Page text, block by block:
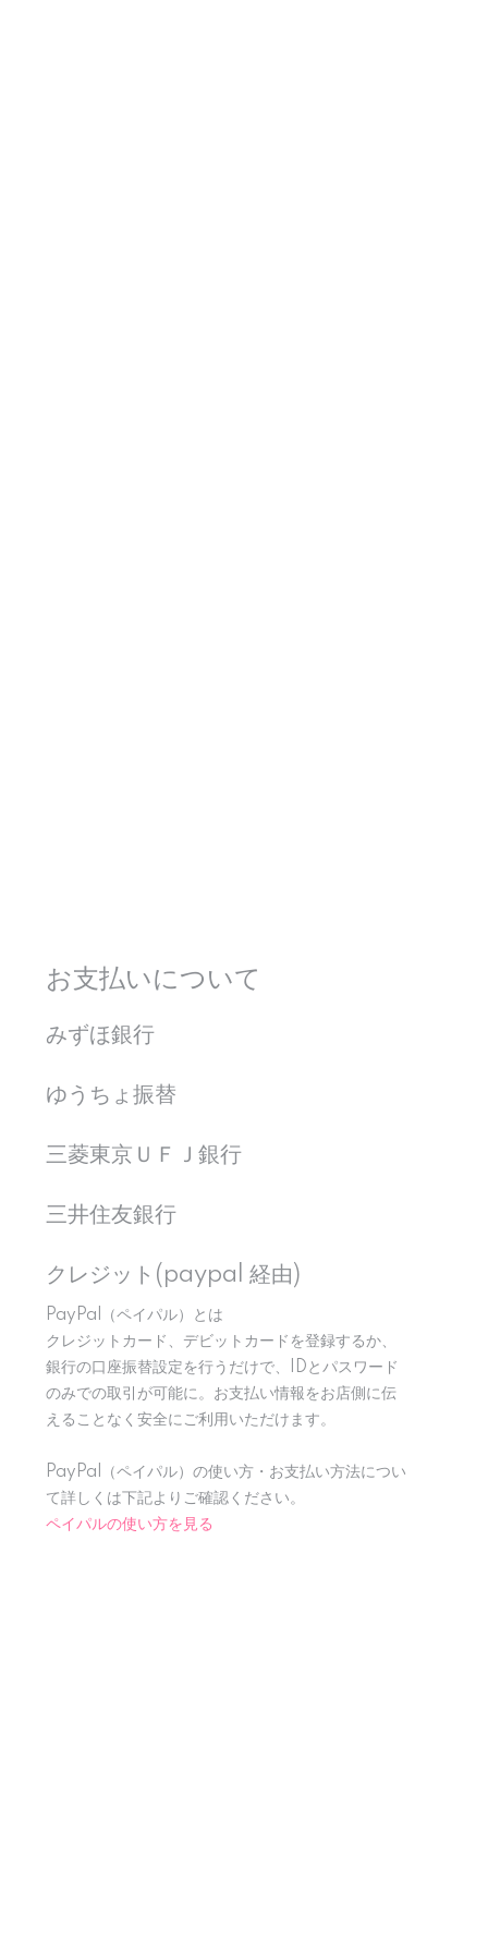
お支払いについて
みずほ銀行
ゆうちょ振替
三菱東京ＵＦＪ銀行
三井住友銀行
クレジット(paypal 経由)
PayPal（ペイパル）とは
クレジットカード、デビットカードを登録するか、
銀行の口座振替設定を行うだけで、IDとパスワード
のみでの取引が可能に。お支払い情報をお店側に伝
えることなく安全にご利用いただけます。
PayPal（ペイパル）の使い方・お支払い方法につい
て詳しくは下記よりご確認ください。
ペイパルの使い方を見る